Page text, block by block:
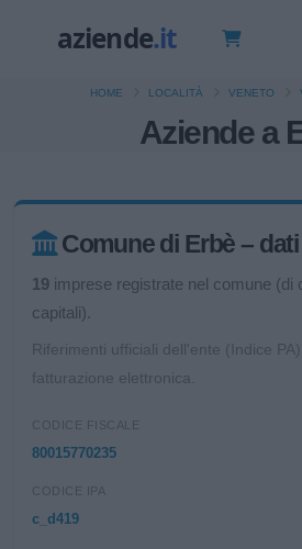
Aziende a
HOME LOCALITÀ VENETO
Comune di Erbè –
19 imprese registrate nel comune (di
capitali).
Riferimenti ufficiali dell'ente (Indice
fatturazione elettronica.
CODICE FISCALE
80015770235
CODICE IPA
c_d419